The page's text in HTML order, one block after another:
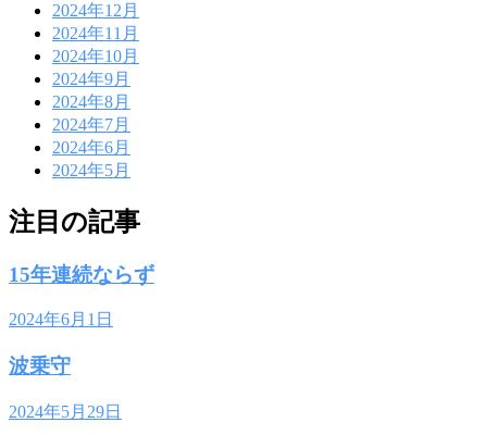
2024年12月
2024年11月
2024年10月
2024年9月
2024年8月
2024年7月
2024年6月
2024年5月
注目の記事
15年連続ならず
2024年6月1日
波乗守
2024年5月29日